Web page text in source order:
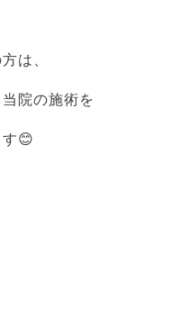
は、
院の施術を
😊